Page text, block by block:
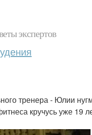
экспертов
тренера - Юлии
кручусь уже 19